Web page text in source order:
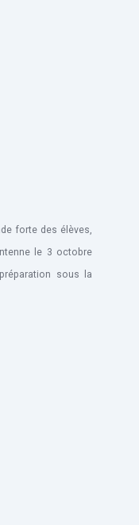
forte des élèves,
le 3 octobre
sous la